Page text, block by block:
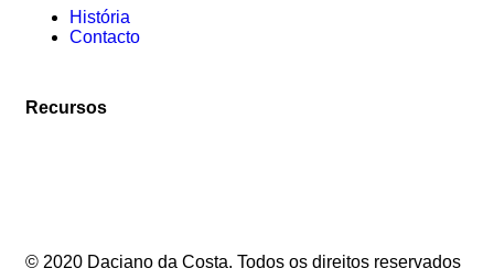
História
Contacto
Recursos
© 2020 Daciano da Costa. Todos os direitos reservados